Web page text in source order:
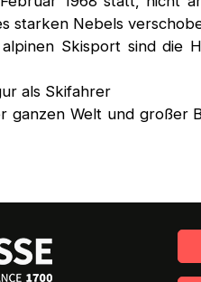
starken Nebels
Skisport sind die
als Skifahrer
ganzen Welt und großer